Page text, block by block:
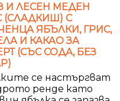
И ЛЕСЕН МЕДЕН
(СЛАДКИШ) С
ЯБЪЛКИ, ГРИС,
И КАКАО ЗА
(СЪС СОДА, БЕЗ
се настъргват
ренде като